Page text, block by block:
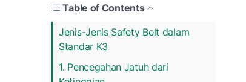
Table of Contents
Jenis-Jenis Safety Belt dalam
Standar K3
1. Pencegahan Jatuh dari